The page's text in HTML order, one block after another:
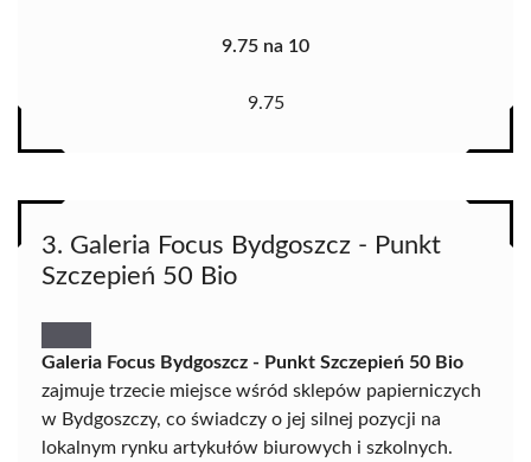
9.75 na 10
9.75
3. Galeria Focus Bydgoszcz - Punkt
Szczepień 50 Bio
Galeria Focus Bydgoszcz - Punkt Szczepień 50 Bio
zajmuje trzecie miejsce wśród sklepów papierniczych
w Bydgoszczy, co świadczy o jej silnej pozycji na
lokalnym rynku artykułów biurowych i szkolnych.